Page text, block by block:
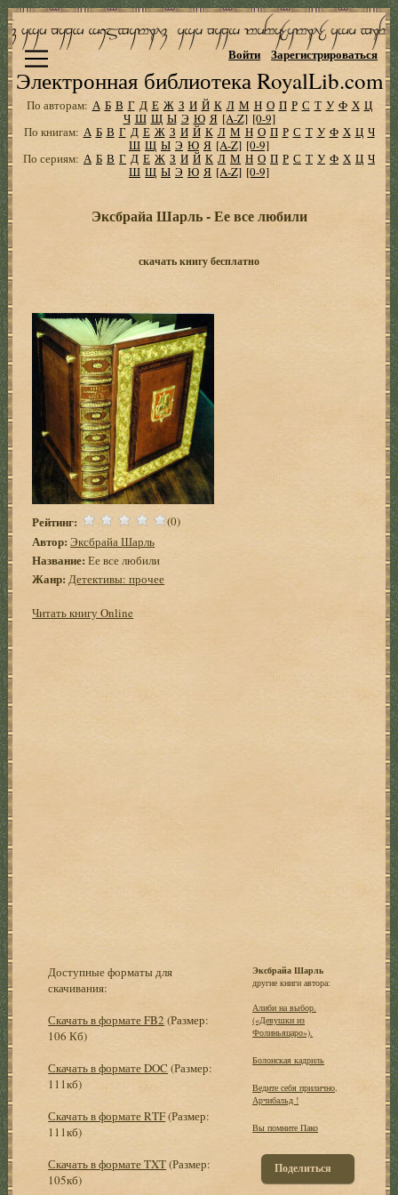
Электронная библиотека RoyalLib.com
Войти Зарегистрироваться
По авторам: А Б В Г Д Е Ж З И Й К Л М Н О П Р С Т У Ф Х Ц
Ч Ш Щ Ы Э Ю Я [A-Z] [0-9]
По книгам: А Б В Г Д Е Ж З И Й К Л М Н О П Р С Т У Ф Х Ц Ч
Ш Щ Ы Э Ю Я [A-Z] [0-9]
По сериям: А Б В Г Д Е Ж З И Й К Л М Н О П Р С Т У Ф Х Ц Ч
Ш Щ Ы Э Ю Я [A-Z] [0-9]
Эксбрайа Шарль - Ее все любили
скачать книгу бесплатно
Рейтинг: (0)
Автор: Эксбрайа Шарль
Название: Ее все любили
Жанр: Детективы: прочее
Читать книгу Online
Доступные форматы для
скачивания:
Скачать в формате FB2 (Размер:
106 Кб)
Скачать в формате DOC (Размер:
111кб)
Скачать в формате RTF(Размер:
111кб)
Скачать в формате TXT(Размер:
105кб)
Эксбрайа Шарль
другие книги автора:
Алиби на выбор.
(«Девушки из
Фолиньяцаро»).
Болонская кадриль
Ведите себя прилично,
Арчибальд !
Вы помните Пако
Поделиться